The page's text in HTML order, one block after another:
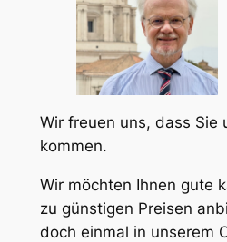
Wir freuen uns, dass Sie
kommen.
Wir möchten Ihnen gute
zu günstigen Preisen
doch einmal in unserem